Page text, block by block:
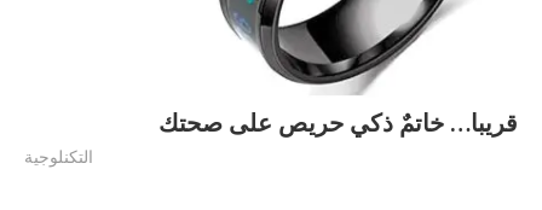
قريبا… خاتمٌ ذكي حريص على صحتك
التكنلوجية